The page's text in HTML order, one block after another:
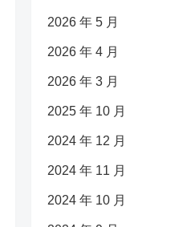
2026 年 5 月
2026 年 4 月
2026 年 3 月
2025 年 10 月
2024 年 12 月
2024 年 11 月
2024 年 10 月